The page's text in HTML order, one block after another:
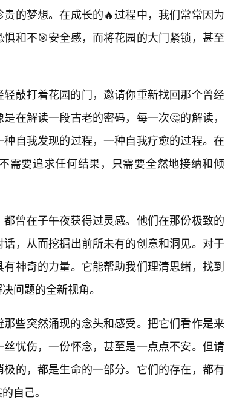
的梦想。在成长的🔥过程中，我们常常因为
和不🎯安全感，而将花园的大门紧锁，甚至
敲打着花园的门，邀请你重新找回那个曾经
在解读一段古老的密码，每一次🤔的解读，
自我发现的过程，一种自我疗愈的过程。在
需要追求任何结果，只需要全然地接纳和倾
曾在子午夜获得过灵感。他们在那份极致的
，从而挖掘出前所未有的创意和洞见。对于
神奇的力量。它能帮助我们理清思绪，找到
问题的全新视角。
些突然涌现的念头和感受。把它们看作是来
忧伤，一份怀念，甚至是一点点不安。但请
的，都是生命的一部分。它们的存在，都有
自己。